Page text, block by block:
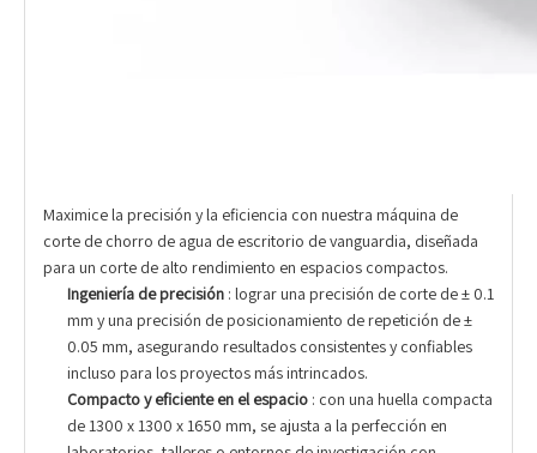
Maximice la precisión y la eficiencia con nuestra máquina de
corte de chorro de agua de escritorio de vanguardia, diseñada
para un corte de alto rendimiento en espacios compactos.
Ingeniería de precisión : lograr una precisión de corte de ± 0.1
mm y una precisión de posicionamiento de repetición de ±
0.05 mm, asegurando resultados consistentes y confiables
incluso para los proyectos más intrincados.
Compacto y eficiente en el espacio : con una huella compacta
de 1300 x 1300 x 1650 mm, se ajusta a la perfección en